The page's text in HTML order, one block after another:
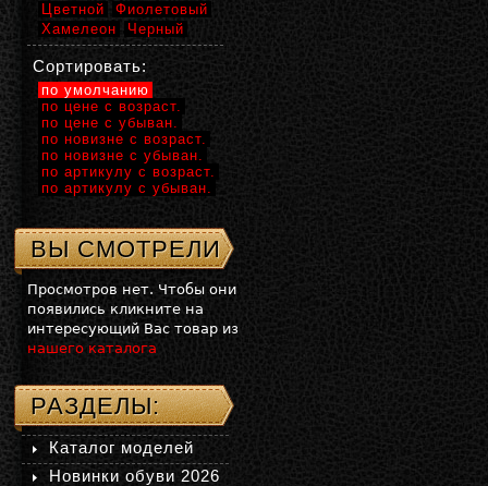
Цветной
Фиолетовый
Хамелеон
Черный
Сортировать:
по умолчанию
по цене с возраст.
по цене с убыван.
по новизне с возраст.
по новизне с убыван.
по артикулу с возраст.
по артикулу с убыван.
ВЫ СМОТРЕЛИ
Просмотров нет. Чтобы они
появились кликните на
интересующий Вас товар из
нашего каталога
РАЗДЕЛЫ:
Каталог моделей
Новинки обуви 2026